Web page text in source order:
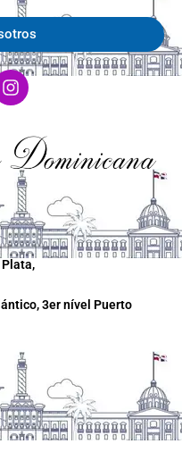
3er nível Puerto